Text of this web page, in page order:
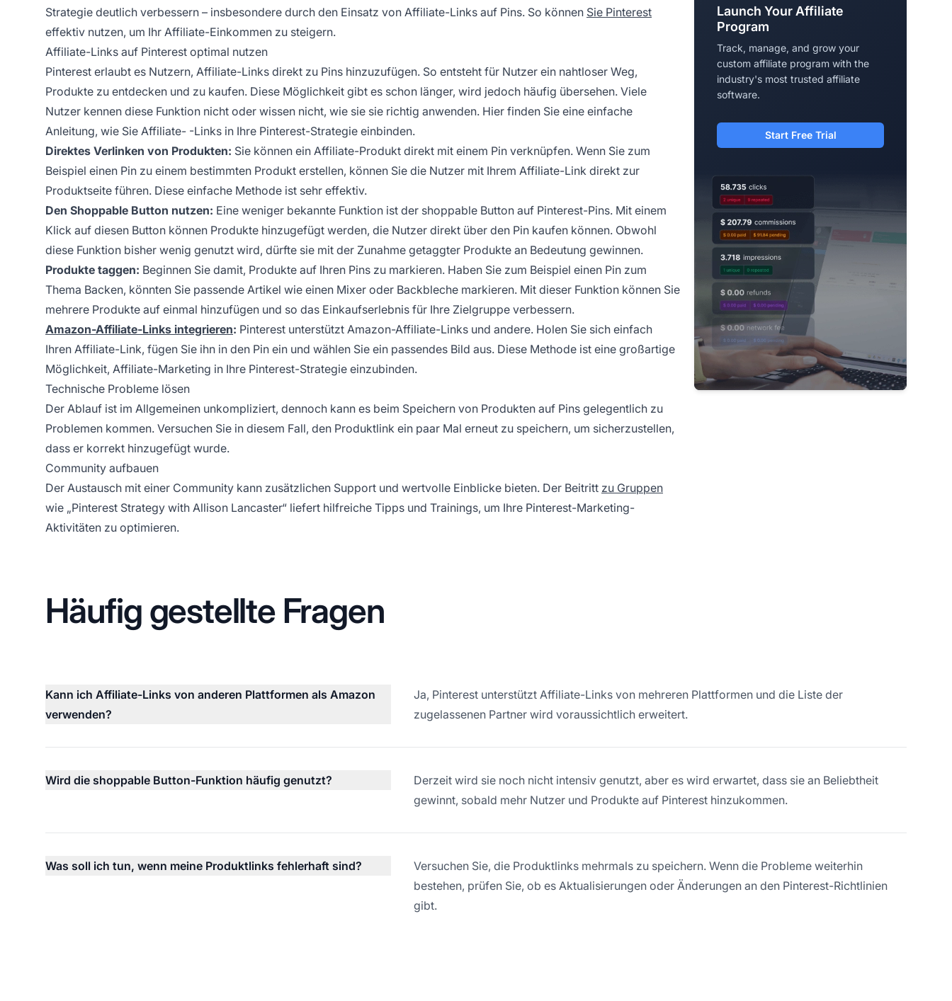
Strategie deutlich verbessern – insbesondere durch den Einsatz von Affiliate-Links auf Pins. So können Sie Pinterest
effektiv nutzen, um Ihr Affiliate-Einkommen zu steigern.
Affiliate-Links auf Pinterest optimal nutzen
Pinterest erlaubt es Nutzern, Affiliate-Links direkt zu Pins hinzuzufügen. So entsteht für Nutzer ein nahtloser Weg,
Produkte zu entdecken und zu kaufen. Diese Möglichkeit gibt es schon länger, wird jedoch häufig übersehen. Viele
Nutzer kennen diese Funktion nicht oder wissen nicht, wie sie sie richtig anwenden. Hier finden Sie eine einfache
Anleitung, wie Sie Affiliate- -Links in Ihre Pinterest-Strategie einbinden.
Direktes Verlinken von Produkten: Sie können ein Affiliate-Produkt direkt mit einem Pin verknüpfen. Wenn Sie zum
Beispiel einen Pin zu einem bestimmten Produkt erstellen, können Sie die Nutzer mit Ihrem Affiliate-Link direkt zur
Produktseite führen. Diese einfache Methode ist sehr effektiv.
Den Shoppable Button nutzen: Eine weniger bekannte Funktion ist der shoppable Button auf Pinterest-Pins. Mit einem
Klick auf diesen Button können Produkte hinzugefügt werden, die Nutzer direkt über den Pin kaufen können. Obwohl
diese Funktion bisher wenig genutzt wird, dürfte sie mit der Zunahme getaggter Produkte an Bedeutung gewinnen.
Produkte taggen: Beginnen Sie damit, Produkte auf Ihren Pins zu markieren. Haben Sie zum Beispiel einen Pin zum
Thema Backen, könnten Sie passende Artikel wie einen Mixer oder Backbleche markieren. Mit dieser Funktion können Sie
mehrere Produkte auf einmal hinzufügen und so das Einkaufserlebnis für Ihre Zielgruppe verbessern.
Amazon-Affiliate-Links integrieren: Pinterest unterstützt Amazon-Affiliate-Links und andere. Holen Sie sich einfach
Ihren Affiliate-Link, fügen Sie ihn in den Pin ein und wählen Sie ein passendes Bild aus. Diese Methode ist eine großartige
Möglichkeit, Affiliate-Marketing in Ihre Pinterest-Strategie einzubinden.
Technische Probleme lösen
Der Ablauf ist im Allgemeinen unkompliziert, dennoch kann es beim Speichern von Produkten auf Pins gelegentlich zu
Problemen kommen. Versuchen Sie in diesem Fall, den Produktlink ein paar Mal erneut zu speichern, um sicherzustellen,
dass er korrekt hinzugefügt wurde.
Community aufbauen
Der Austausch mit einer Community kann zusätzlichen Support und wertvolle Einblicke bieten. Der Beitritt zu Gruppen
wie „Pinterest Strategy with Allison Lancaster“ liefert hilfreiche Tipps und Trainings, um Ihre Pinterest-Marketing-
Aktivitäten zu optimieren.
Launch Your Affiliate
Program
Track, manage, and grow your
custom affiliate program with the
industry's most trusted affiliate
software.
Start Free Trial
Häufig gestellte Fragen
Kann ich Affiliate-Links von anderen Plattformen als Amazon
verwenden?
Ja, Pinterest unterstützt Affiliate-Links von mehreren Plattformen und die Liste der
zugelassenen Partner wird voraussichtlich erweitert.
Wird die shoppable Button-Funktion häufig genutzt?
Derzeit wird sie noch nicht intensiv genutzt, aber es wird erwartet, dass sie an Beliebtheit
gewinnt, sobald mehr Nutzer und Produkte auf Pinterest hinzukommen.
Was soll ich tun, wenn meine Produktlinks fehlerhaft sind?
Versuchen Sie, die Produktlinks mehrmals zu speichern. Wenn die Probleme weiterhin
bestehen, prüfen Sie, ob es Aktualisierungen oder Änderungen an den Pinterest-Richtlinien
gibt.